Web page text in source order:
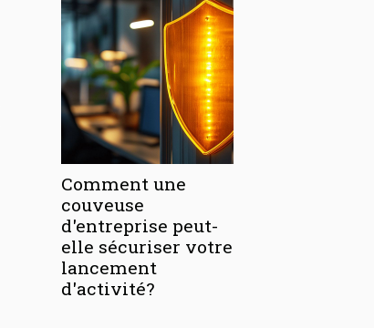
Comment une
couveuse
d'entreprise peut-
elle sécuriser votre
lancement
d'activité?